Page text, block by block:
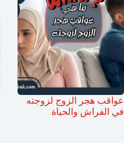
عواقب هجر الزوج لزوجته
في الفراش والحياة